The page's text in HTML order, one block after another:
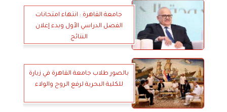
جامعة القاهرة : انتهاء امتحانات
الفصل الدراسي الأول وبدء إعلان
النتائج
بالصور طلاب جامعة القاهرة في زيارة
للكلية البحرية لرفع الروح والولاء